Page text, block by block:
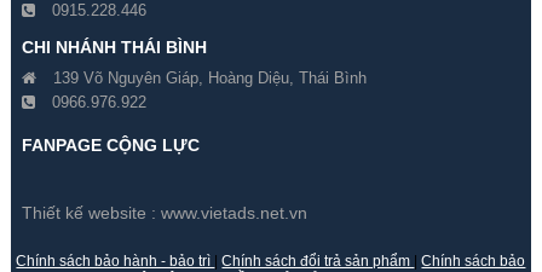
Ống Kính Samsung SLA-
Gía hãng : 5,857,000₫
4,099,900₫
0915.228.446
CHI NHÁNH THÁI BÌNH
139 Võ Nguyên Giáp, Hoàng Diệu, Thái Bình
0966.976.922
FANPAGE CỘNG LỰC
Thiết kế website : www.vietads.net.vn
Chính sách bảo hành - bảo trì Chính sách đổi trả sản phẩm
Chính sách bảo